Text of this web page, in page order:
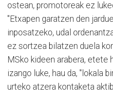
ostean, promotoreak ez
"Etxapen garatzen den
inposatzeko, udal
ez sortzea bilatzen duela
MSko kideen arabera, etete
izango luke, hau da, "lokala
urteko atzera kontaketa